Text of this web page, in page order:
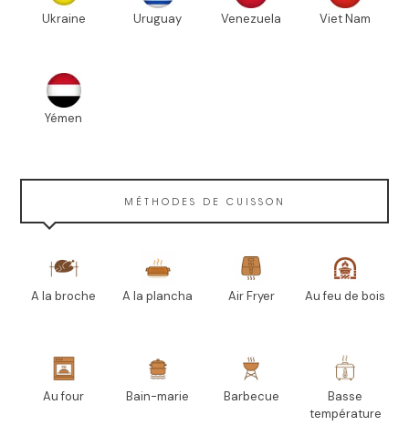
Ukraine Uruguay Venezuela Viet Nam
Yémen
MÉTHODES DE CUISSON
A la broche A la plancha Air Fryer Au feu de bois
Au four Bain-marie Barbecue
Basse
température